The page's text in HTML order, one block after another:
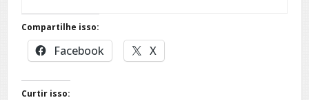
Compartilhe isso:
Facebook X
Curtir isso: